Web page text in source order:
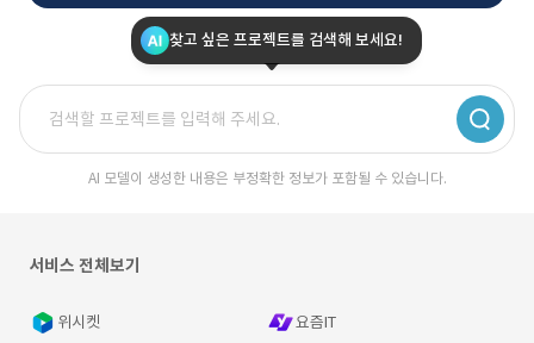
찾고 싶은 프로젝트를 검색해 보세요!
AI 모델이 생성한 내용은 부정확한 정보가 포함될 수 있습니다.
서비스 전체보기
위시켓 요즘IT